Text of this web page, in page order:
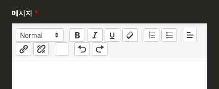
메시지 *